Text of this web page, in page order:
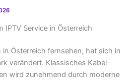
IPTV Service in Österreich
in Österreich fernsehen, hat sich in
verändert. Klassisches Kabel-
wird zunehmend durch moderne